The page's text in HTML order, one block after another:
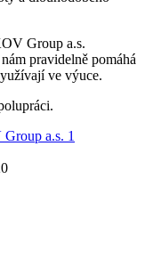
Group a.s.
pravidelně pomáhá
ve výuce.